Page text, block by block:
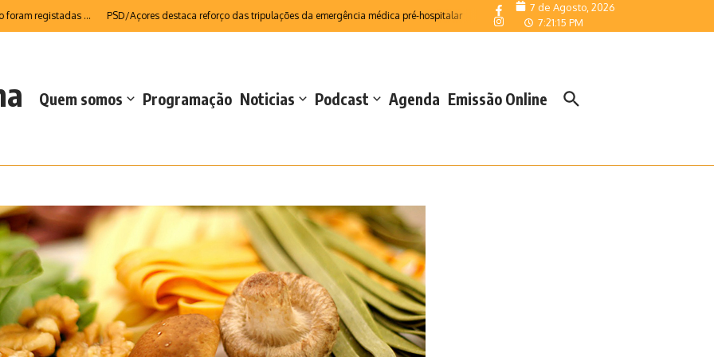
registadas ... PSD/Açores destaca reforço das tripulações da emergência médica pré-hospitalar Telemonitorização reforça resposta das Salas de
7 de Agosto, 2026
7:21:16 PM
Quem somos Programação Noticias Podcast Agenda Emissão Online